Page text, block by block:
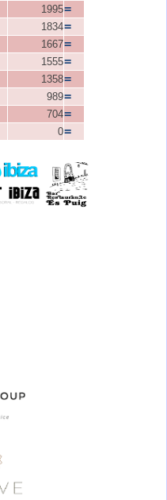
1995=
1834=
1667=
1555=
1358=
989=
704=
0=